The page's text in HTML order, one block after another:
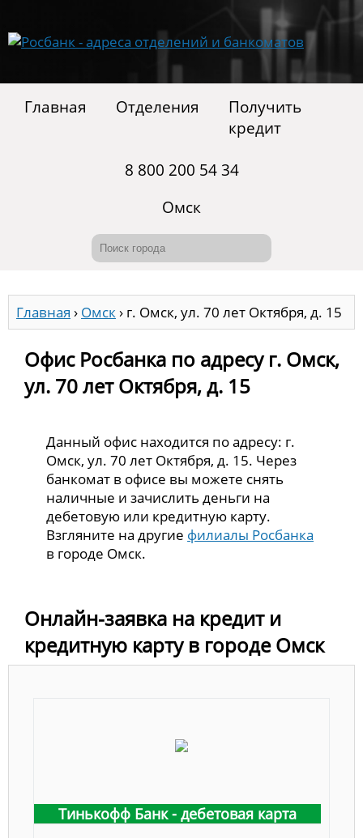
Главная Отделения
Получить
кредит
8 800 200 54 34
Омск
Главная › Омск› г. Омск, ул. 70 лет Октября, д. 15
Офис Росбанка по адресу г. Омск,
ул. 70 лет Октября, д. 15
Данный офис находится по адресу: г.
Омск, ул. 70 лет Октября, д. 15. Через
банкомат в офисе вы можете снять
наличные и зачислить деньги на
дебетовую или кредитную карту.
Взгляните на другие филиалы Росбанка
в городе Омск.
Онлайн-заявка на кредит и
кредитную карту в городе Омск
Тинькофф Банк - дебетовая карта